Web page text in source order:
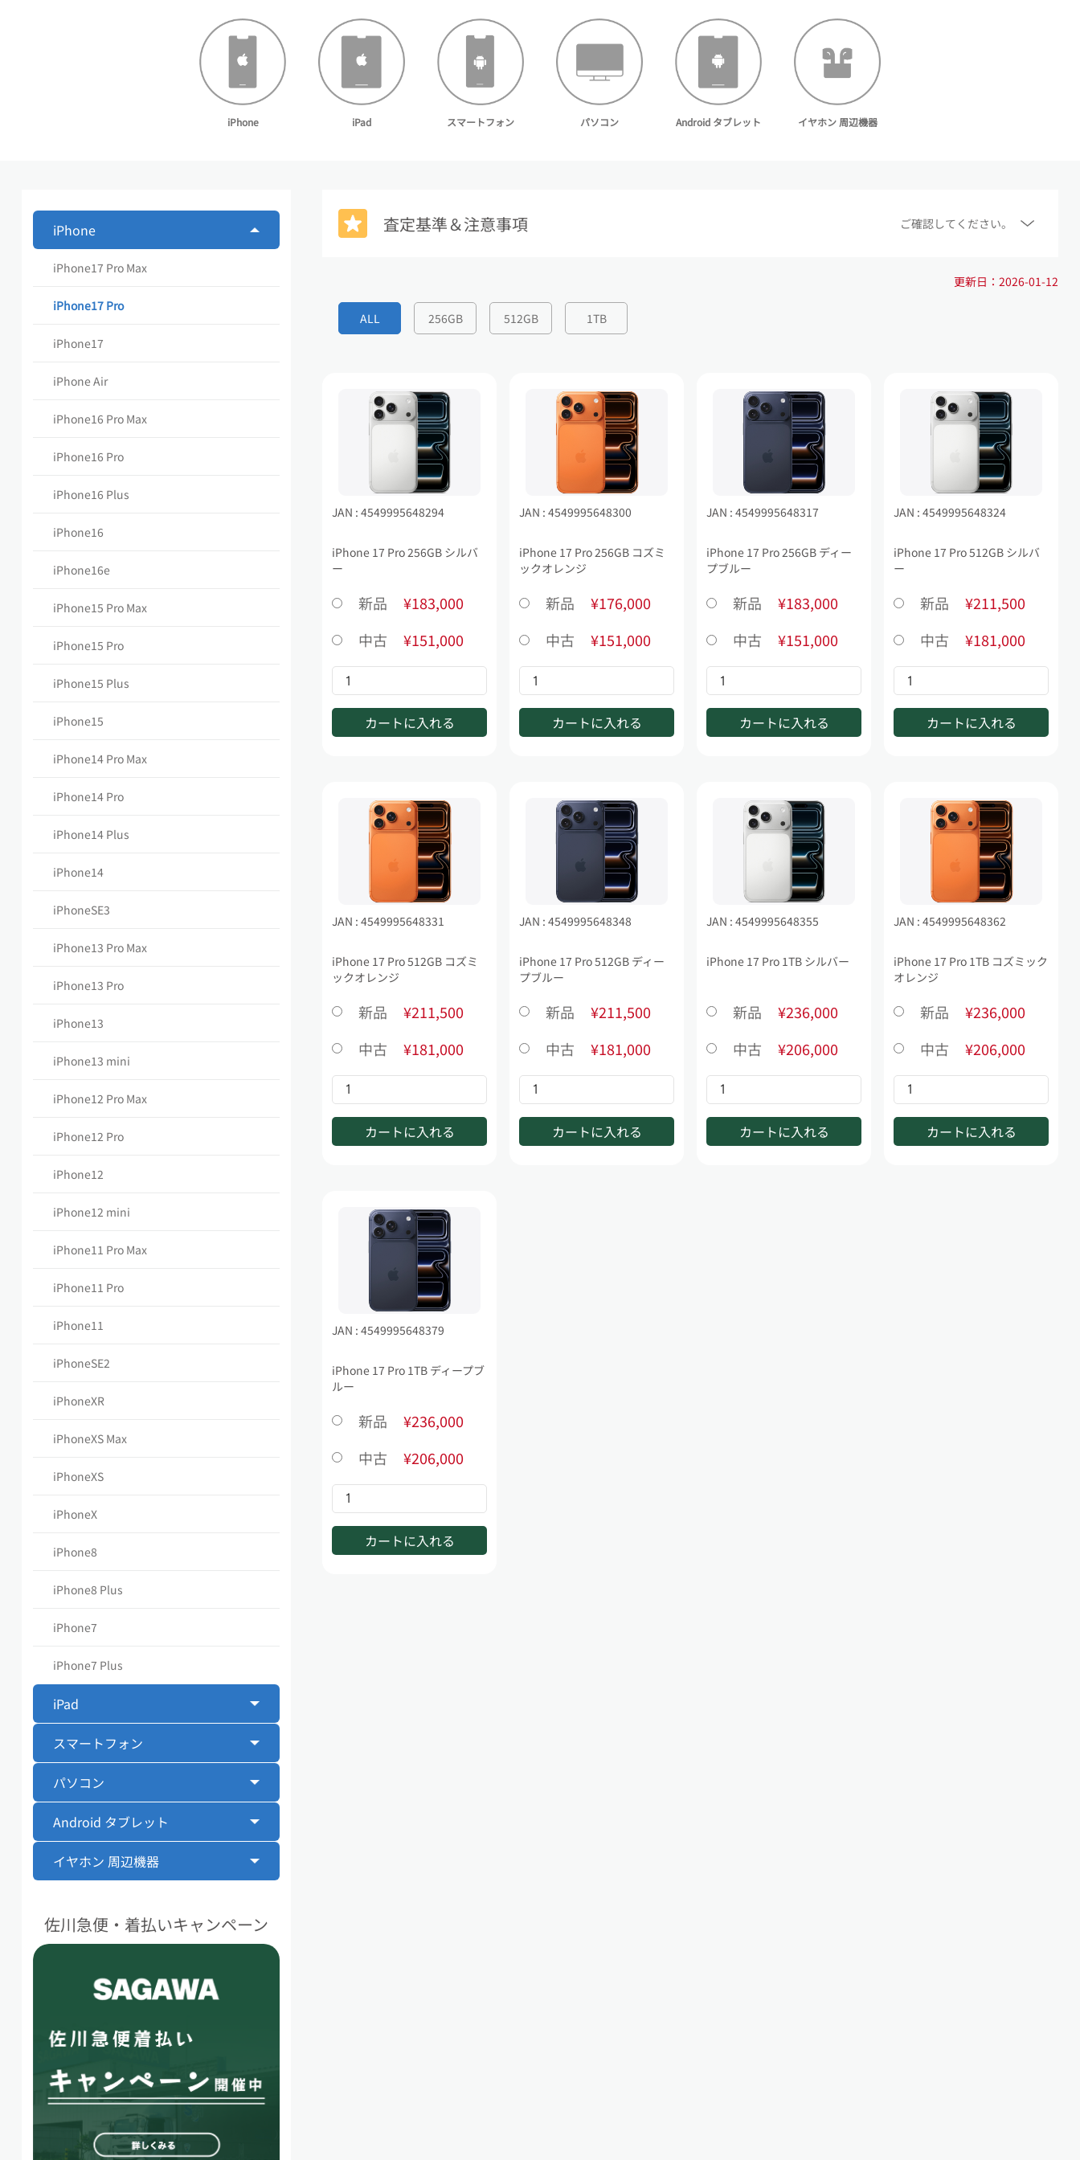
iPhone iPad スマートフォン パソコン Android タブレット イヤホン 周辺機器
iPhone
iPhone17 Pro Max
iPhone17 Pro
iPhone17
iPhone Air
iPhone16 Pro Max
iPhone16 Pro
iPhone16 Plus
iPhone16
iPhone16e
iPhone15 Pro Max
iPhone15 Pro
iPhone15 Plus
iPhone15
iPhone14 Pro Max
iPhone14 Pro
iPhone14 Plus
iPhone14
iPhoneSE3
iPhone13 Pro Max
iPhone13 Pro
iPhone13
iPhone13 mini
iPhone12 Pro Max
iPhone12 Pro
iPhone12
iPhone12 mini
iPhone11 Pro Max
iPhone11 Pro
iPhone11
iPhoneSE2
iPhoneXR
iPhoneXS Max
iPhoneXS
iPhoneX
iPhone8
iPhone8 Plus
iPhone7
iPhone7 Plus
iPad
スマートフォン
パソコン
Android タブレット
イヤホン 周辺機器
佐川急便・着払いキャンペーン
査定基準＆注意事項 ご確認してください。
更新日：2026-01-12
ALL 256GB 512GB 1TB
JAN : 4549995648294
iPhone 17 Pro 256GB シルバ
ー
新品
¥183,000
中古
¥151,000
カートに入れる
JAN : 4549995648300
iPhone 17 Pro 256GB コズミ
ックオレンジ
新品
¥176,000
中古
¥151,000
カートに入れる
JAN : 4549995648317
iPhone 17 Pro 256GB ディー
プブルー
新品
¥183,000
中古
¥151,000
カートに入れる
JAN : 4549995648324
iPhone 17 Pro 512GB シルバ
ー
新品
¥211,500
中古
¥181,000
カートに入れる
JAN : 4549995648331
iPhone 17 Pro 512GB コズミ
ックオレンジ
新品
¥211,500
中古
¥181,000
カートに入れる
JAN : 4549995648348
iPhone 17 Pro 512GB ディー
プブルー
新品
¥211,500
中古
¥181,000
カートに入れる
JAN : 4549995648355
iPhone 17 Pro 1TB シルバー
新品
¥236,000
中古
¥206,000
カートに入れる
JAN : 4549995648362
iPhone 17 Pro 1TB コズミック
オレンジ
新品
¥236,000
中古
¥206,000
カートに入れる
JAN : 4549995648379
iPhone 17 Pro 1TB ディープブ
ルー
新品
¥236,000
中古
¥206,000
カートに入れる